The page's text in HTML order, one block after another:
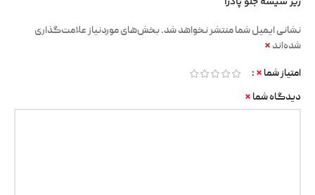
نشانی ایمیل شما منتشر نخواهد شد.بخش‌های موردنیاز علامت‌گذاری
شده‌اند *
امتیاز شما *
دیدگاه شما *